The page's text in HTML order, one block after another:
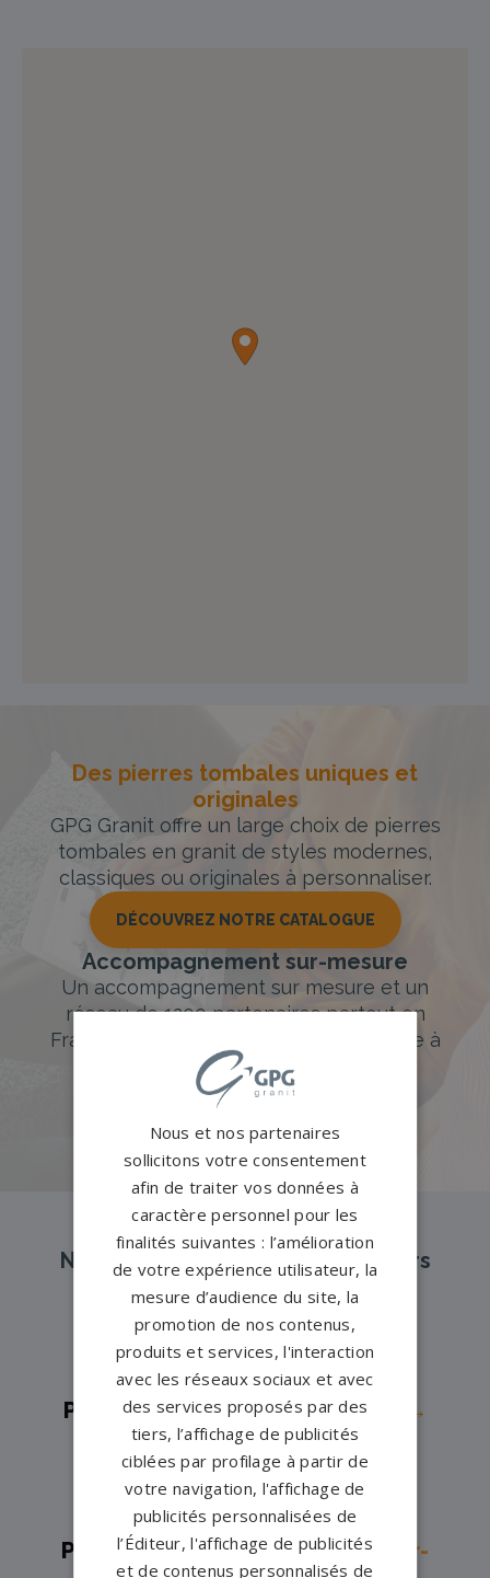
Des pierres tombales uniques et
originales
GPG Granit offre un large choix de pierres
tombales en granit de styles modernes,
classiques ou originales à personnaliser.
DÉCOUVREZ NOTRE CATALOGUE
Accompagnement sur-mesure
Un accompagnement sur mesure et un
réseau de 1200 partenaires partout en
France. Personnalisation avancée grâce à
notre configurateur 3D en ligne.
PERSONNALISEZ VOTRE MONUMENT
Nos pompes funèbres et marbriers
partenaires à proximité
Pompes funèbres -Amilly→
Pompes funèbres -Beaugency→
Pompes funèbres - Bonny-sur-
Loire→
Pompes funèbres -Briare→
Pompes funèbres -Châlette-sur-
Nous et nos partenaires
sollicitons votre consentement
afin de traiter vos données à
caractère personnel pour les
finalités suivantes : l’amélioration
de votre expérience utilisateur, la
mesure d’audience du site, la
promotion de nos contenus,
produits et services, l'interaction
avec les réseaux sociaux et avec
des services proposés par des
tiers, l’affichage de publicités
ciblées par profilage à partir de
votre navigation, l'affichage de
publicités personnalisées de
l’Éditeur, l'affichage de publicités
et de contenus personnalisés de